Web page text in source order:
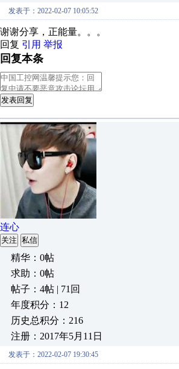
发表于：2022-02-07 10:05:52
谢谢分享，正能量。。。
回复 引用 举报
回复本条
发表回复
连心
关注 私信
精华：0帖
求助：0帖
帖子：4帖 | 71回
年度积分：12
历史总积分：216
注册：2017年5月11日
发表于：2022-02-07 19:30:45